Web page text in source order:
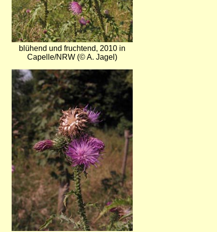
blühend und fruchtend, 2010 in
Capelle/NRW (© A. Jagel)
Bild